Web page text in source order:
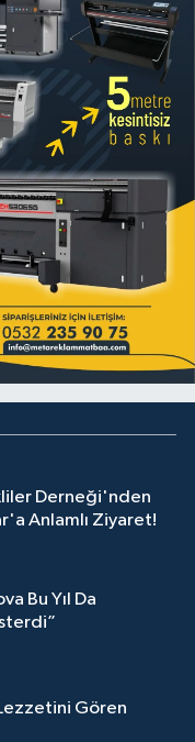
Derneği'nden
Anlamlı Ziyaret!
Bu Yıl Da
Gören